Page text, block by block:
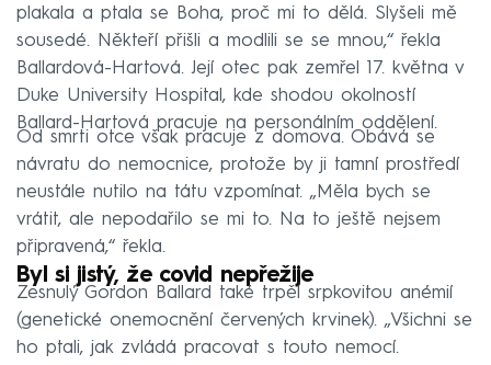
plakala a ptala se Boha, proč mi to dělá. Slyšeli mě
sousedé. Někteří přišli a modlili se se mnou,“ řekla
Ballardová-Hartová. Její otec pak zemřel 17. května v
Duke University Hospital, kde shodou okolností
Ballard-Hartová pracuje na personálním oddělení.
Od smrti otce však pracuje z domova. Obává se
návratu do nemocnice, protože by ji tamní prostředí
neustále nutilo na tátu vzpomínat. „Měla bych se
vrátit, ale nepodařilo se mi to. Na to ještě nejsem
připravená,“ řekla.
Byl si jistý, že covid nepřežije
Zesnulý Gordon Ballard také trpěl srpkovitou anémií
(genetické onemocnění červených krvinek). „Všichni se
ho ptali, jak zvládá pracovat s touto nemocí.